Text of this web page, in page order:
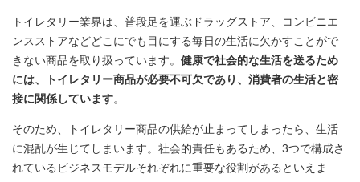
トイレタリー業界は、普段足を運ぶドラッグストア、コンビニエ
ンスストアなどどこにでも目にする毎日の生活に欠かすことがで
きない商品を取り扱っています。 健康で社会的な生活を送るため
には、トイレタリー商品が必要不可欠であり、消費者の生活と密
接に関係しています。
そのため、トイレタリー商品の供給が止まってしまったら、生活
に混乱が生じてしまいます。社会的責任もあるため、3つで構成さ
れているビジネスモデルそれぞれに重要な役割があるといえま